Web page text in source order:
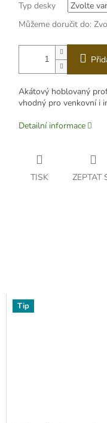
Typ desky
Můžeme doručit do:
Akátový hoblovaný
vhodný pro venkovní i
Detailní informace
TISK ZEPTAT
Tip